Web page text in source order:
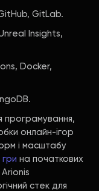
GitLab.
Insights,
Docker,
програмування,
онлайн-ігор
і масштабу
гри на початкових
Arionis
стек для